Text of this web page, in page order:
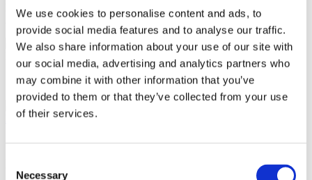
We use cookies to personalise content and ads, to
provide social media features and to analyse our traffic.
We also share information about your use of our site with
our social media, advertising and analytics partners who
may combine it with other information that you’ve
provided to them or that they’ve collected from your use
of their services.
Necessary
2 vani a giorno
Spazioso e capiente